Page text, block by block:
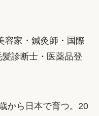
容家・鍼灸師・国際
診断士・医薬品登
から日本で育つ。20